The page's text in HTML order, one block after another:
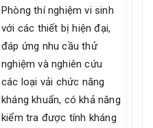
Phòng thí nghiệm vi sinh
với các thiết bị hiện đại,
đáp ứng nhu cầu thử
nghiệm và nghiên cứu
các loại vải chức năng
kháng khuẩn, có khả năng
kiểm tra được tính kháng